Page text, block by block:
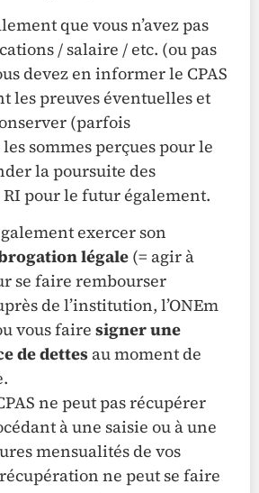
que vous n’avez pas
/ salaire / etc. (ou pas
devez en informer le CPAS
les preuves éventuelles et
(parfois
sommes perçues pour le
la poursuite des
pour le futur également.
exercer son
légale (= agir à
se faire rembourser
de l’institution, l’ONEm
vous faire signer une
de dettes au moment de
ne peut pas récupérer
à une saisie ou à une
mensualités de vos
ne peut se faire